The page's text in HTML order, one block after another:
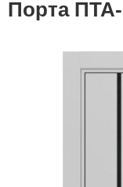
Порта ПТА-